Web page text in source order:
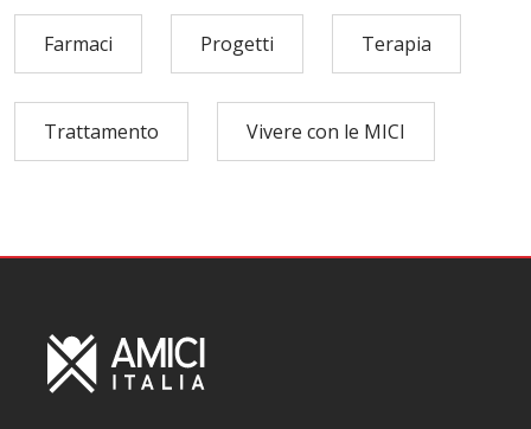
Farmaci Progetti Terapia
Trattamento Vivere con le MICI